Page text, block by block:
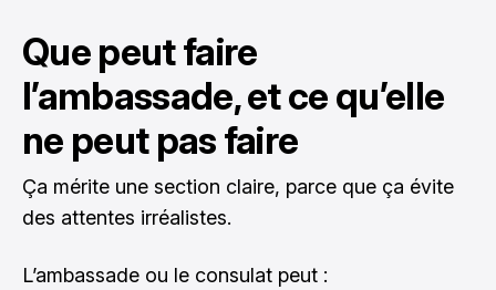
Que peut faire
l’ambassade, et ce qu’elle
ne peut pas faire
Ça mérite une section claire, parce que ça évite
des attentes irréalistes.
L’ambassade ou le consulat peut :